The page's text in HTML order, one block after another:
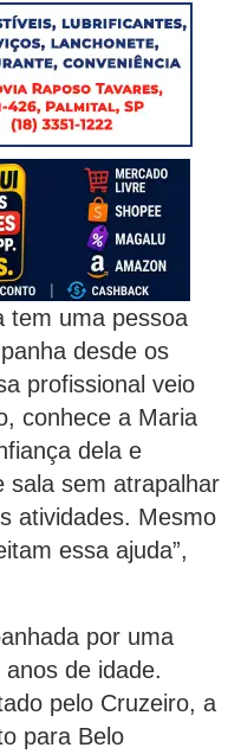
tem uma pessoa
desde os
profissional veio
conhece a Maria
dela e
sala sem atrapalhar
atividades. Mesmo
essa ajuda”,
por uma
de idade.
pelo Cruzeiro, a
para Belo